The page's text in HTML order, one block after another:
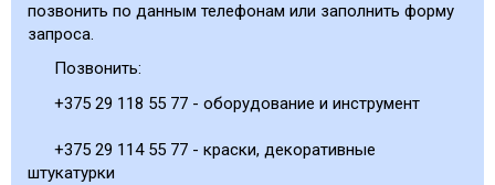
позвонить по данным телефонам или заполнить форму
запроса.
Позвонить:
+375 29 118 55 77 - оборудование и инструмент
+375 29 114 55 77 - краски, декоративные
штукатурки